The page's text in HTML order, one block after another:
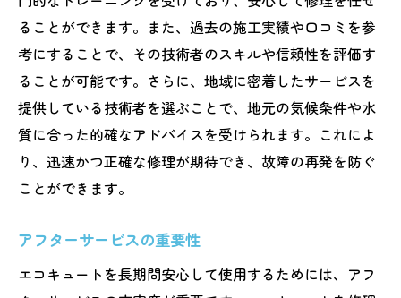
無駄を省くための設定方法
修理後のメンテナンス方法
長期的な視点での設備投資
エコキュートの寿命を延ばす方法
定期的なチェックでコストを抑える
ることができます。また、過去の施工実績や口コミを参
考にすることで、その技術者のスキルや信頼性を評価す
ることが可能です。さらに、地域に密着したサービスを
提供している技術者を選ぶことで、地元の気候条件や水
質に合った的確なアドバイスを受けられます。これによ
り、迅速かつ正確な修理が期待でき、故障の再発を防ぐ
ことができます。
アフターサービスの重要性
エコキュートを長期間安心して使用するためには、アフ